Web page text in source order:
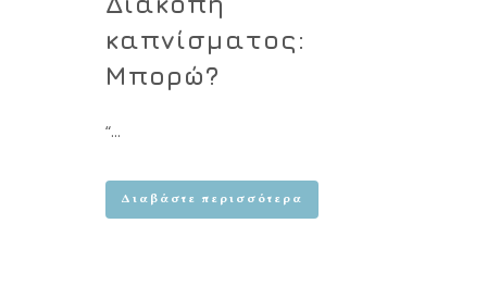
καπνίσματος:
Μπορώ?
“...
Διαβάστε περισσότερα